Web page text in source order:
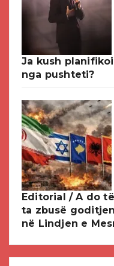
Ja kush
nga pushteti?
Editorial / A do
ta zbusë
në Lindjen e